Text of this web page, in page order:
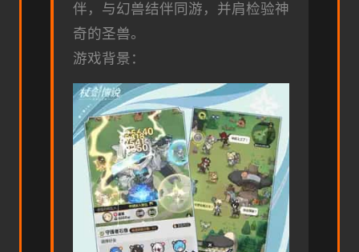
伴，与幻兽结伴同游，并肩检验神
奇的圣兽。
游戏背景：